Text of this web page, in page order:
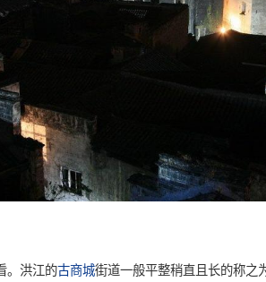
。洪江的古商城街道一般平整稍直且长的称之